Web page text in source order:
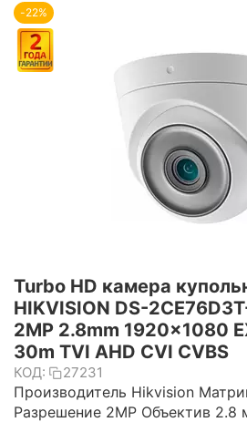
-22%
Turbo HD камера
HIKVISION DS-
2MP 2.8mm 1920×1080
30m TVI AHD CVI CVBS
КОД: 27231
Производитель Hikvision
Разрешение 2MP Объектив